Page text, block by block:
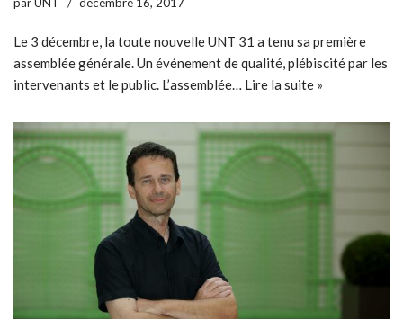
Le 3 décembre, la toute nouvelle UNT 31 a tenu sa première
assemblée générale. Un événement de qualité, plébiscité par les
intervenants et le public. L’assemblée… Lire la suite »